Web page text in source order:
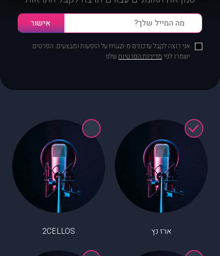
אני רוצה לקבל עדכונים מ-muzi על הופעות ומבצעים. הפרטים
ישמרו לפימדיניות הפרטיותשלנו
ארז נץ 2CELLOS